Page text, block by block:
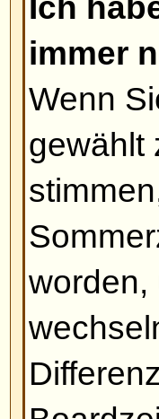
Nach oben
Wenn ich
klicke,
Nur
Mails
Funktion
Nach oben
Wie
Klicken